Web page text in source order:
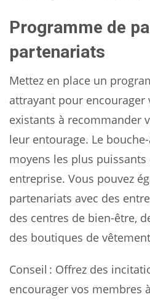
Programme de
partenariats
Mettez en place un
attrayant pour encourager
existants à recommander
leur entourage. Le
moyens les plus
entreprise. Vous pouvez
partenariats avec des
des centres de bien-être,
des boutiques de
Conseil : Offrez des
encourager vos membres